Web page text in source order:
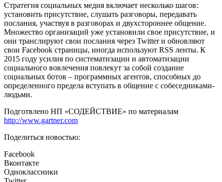
Стратегия социальных медия включает несколько шагов:
установить присутствие, слушать разговоры, передавать
послания, участвуя в разговорах и двухстороннее общение.
Множество организаций уже установили свое присутствие, и
они транслируют свои послания через Twitter и обновляют
свои Facebook страницы, иногда используют RSS ленты. К
2015 году усилия по систематизации и автоматизации
социального вовлечения повлекут за собой создание
социальных ботов – программных агентов, способных до
определенного предела вступать в общение с собеседниками-
людьми.
Подготвлено НП «СОДЕЙСТВИЕ» по материалам
http://www.gartner.com
Поделиться новостью:
Facebook
Вконтакте
Одноклассники